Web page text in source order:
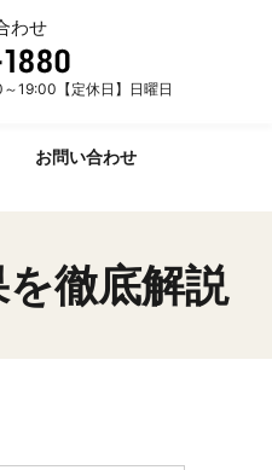
わせ
～19:00【定休日】日曜日
お問い合わせ
徹底解説